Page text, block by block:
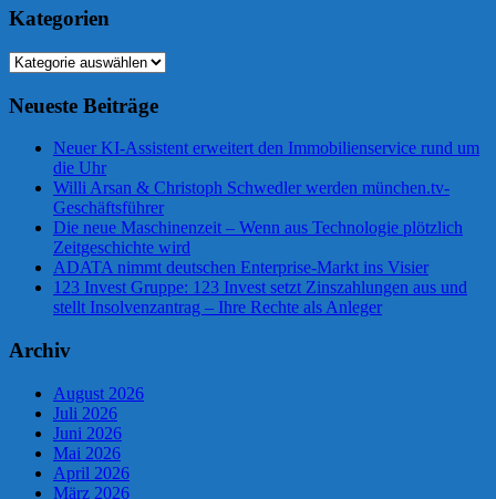
Kategorien
Kategorien
Neueste Beiträge
Neuer KI-Assistent erweitert den Immobilienservice rund um
die Uhr
Willi Arsan & Christoph Schwedler werden münchen.tv-
Geschäftsführer
Die neue Maschinenzeit – Wenn aus Technologie plötzlich
Zeitgeschichte wird
ADATA nimmt deutschen Enterprise-Markt ins Visier
123 Invest Gruppe: 123 Invest setzt Zinszahlungen aus und
stellt Insolvenzantrag – Ihre Rechte als Anleger
Archiv
August 2026
Juli 2026
Juni 2026
Mai 2026
April 2026
März 2026